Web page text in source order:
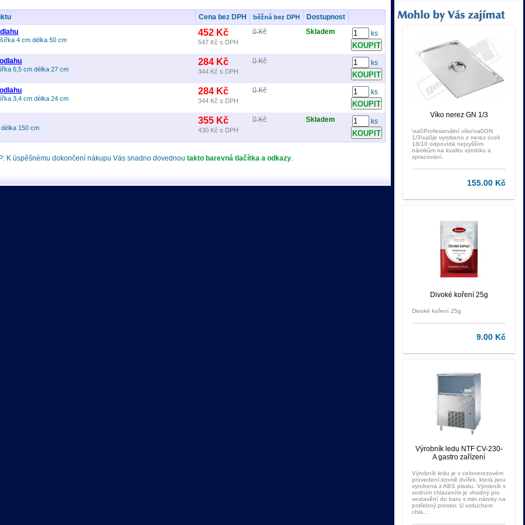
Cena bez DPH běžná bez DPH
Dostupnost
4 cm délka 50 cm
452 Kč
547 Kč s DPH
0 Kč Skladem ks
6,5 cm délka 27 cm
284 Kč
344 Kč s DPH
0 Kč ks
3,4 cm délka 24 cm
284 Kč
344 Kč s DPH
0 Kč ks
150 cm
355 Kč
430 Kč s DPH
0 Kč Skladem ks
K úspěšnému dokončení nákupu Vás snadno dovednou takto barevná tlačítka a odkazy.
Víko nerez GN 1/3
\xa0Profesionální víko\xa0GN
1/3\xa0je vyrobeno z nerez oceli
18/10 odpovídá nejvyšším
nárokům na kvalitu výrobku a
zpracování.
155.00 Kč
Divoké koření 25g
Divoké koření 25g
9.00 Kč
Výrobník ledu NTF CV-230-
A gastro zařízení
Výrobník ledu je v celonerezovém
provedení,kromě dvířek, která jsou
vyrobena z ABS plastu. Výrobník s
vodním chlazením je vhodný pro
vestavění do baru s min.nároky na
potřebný prostor. U vzduchem
chla...